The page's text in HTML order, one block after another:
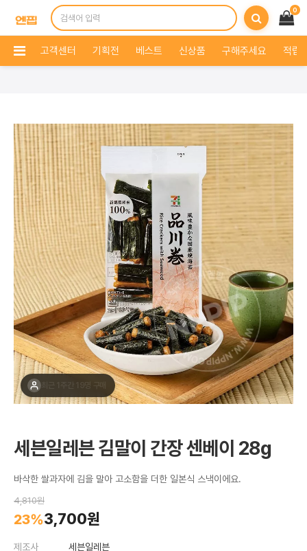
0
고객센터 기획전 베스트 신상품 구해주세요 적립
최근 1주간 19명 구매
세븐일레븐 김말이 간장 센베이 28g
바삭한 쌀과자에 김을 말아 고소함을 더한 일본식 스낵이에요.
4,810원
23%3,700원
제조사
세븐일레븐